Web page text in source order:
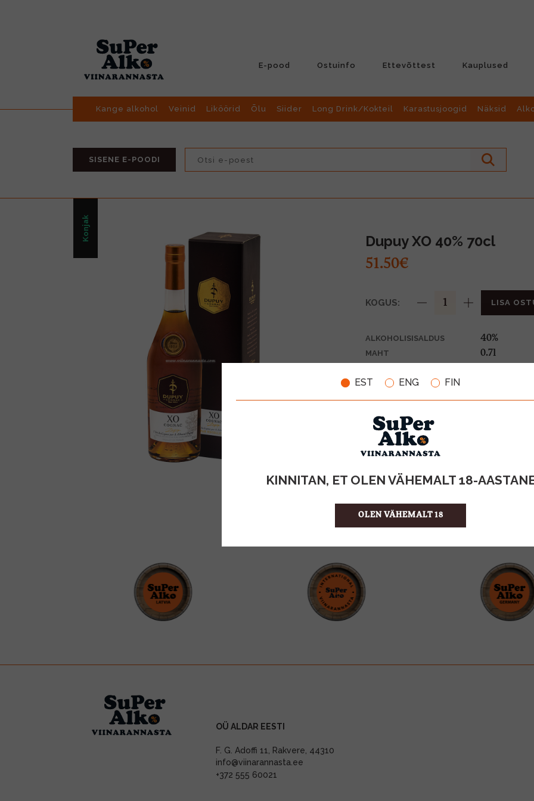
EST ENG FIN
KINNITAN, ET OLEN VÄHEMALT 18-
OLEN VÄHEMALT 18
E-pood Ostuinfo Ettevõttest Kauplused
Kange alkohol Veinid Liköörid Õlu Siider Long Drink/Kokteil Karastusjoogid Näksid
SISENE E-POODI
Konjak Dupuy XO 40% 70cl
51.50€
KOGUS: LISA
ALKOHOLISISALDUS 40%
MAHT 0.7l
TOOTE LIIK
ÜHIKU HIND
KOGUS KASTIS
OÜ ALDAR EESTI
F. G. Adoffi 11, Rakvere, 44310
info@viinarannasta.ee
+372 555 60021